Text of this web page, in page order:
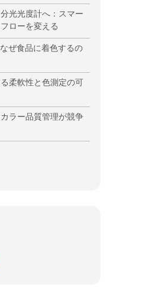
光光度計へ：スマー
ローを変える
ぜ食品に着色するの
柔軟性と色測定の可
ラー品質管理が競争
X (formerly Twitter)
us on Instagram